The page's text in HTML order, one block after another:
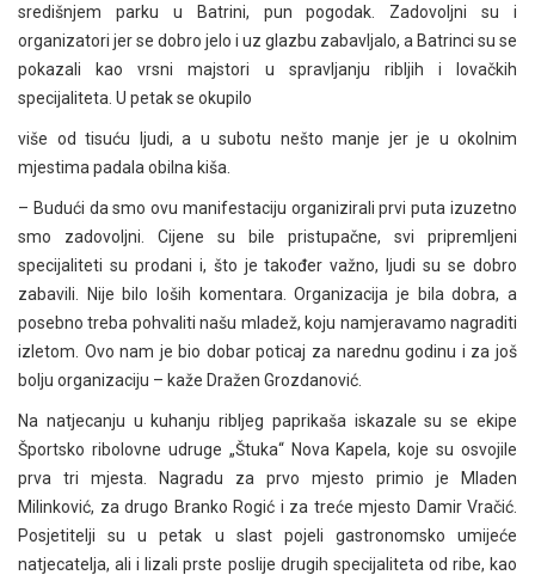
središnjem parku u Batrini, pun pogodak. Zadovoljni su i
organizatori jer se dobro jelo i uz glazbu zabavljalo, a Batrinci su se
pokazali kao vrsni majstori u spravljanju ribljih i lovačkih
specijaliteta. U petak se okupilo
više od tisuću ljudi, a u subotu nešto manje jer je u okolnim
mjestima padala obilna kiša.
– Budući da smo ovu manifestaciju organizirali prvi puta izuzetno
smo zadovoljni. Cijene su bile pristupačne, svi pripremljeni
specijaliteti su prodani i, što je također važno, ljudi su se dobro
zabavili. Nije bilo loših komentara. Organizacija je bila dobra, a
posebno treba pohvaliti našu mladež, koju namjeravamo nagraditi
izletom. Ovo nam je bio dobar poticaj za narednu godinu i za još
bolju organizaciju – kaže Dražen Grozdanović.
Na natjecanju u kuhanju ribljeg paprikaša iskazale su se ekipe
Športsko ribolovne udruge „Štuka“ Nova Kapela, koje su osvojile
prva tri mjesta. Nagradu za prvo mjesto primio je Mladen
Milinković, za drugo Branko Rogić i za treće mjesto Damir Vračić.
Posjetitelji su u petak u slast pojeli gastronomsko umijeće
natjecatelja, ali i lizali prste poslije drugih specijaliteta od ribe, kao